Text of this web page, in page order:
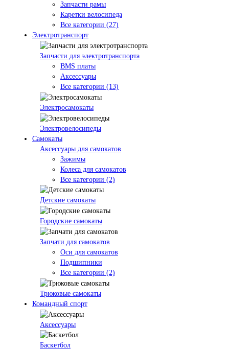
Запчасти рамы
Каретки велосипеда
Все категории (27)
Электротранспорт
Запчасти для электротранспорта
BMS платы
Аксессуары
Все категории (13)
Электросамокаты
Электровелосипеды
Самокаты
Аксессуары для самокатов
Зажимы
Колеса для самокатов
Все категории (2)
Детские самокаты
Городские самокаты
Запчати для самокатов
Оси для самокатов
Подшипники
Все категории (2)
Трюковые самокаты
Командный спорт
Аксессуары
Баскетбол